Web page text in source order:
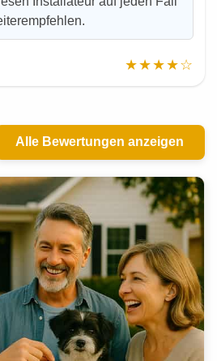
★★★★☆
Alle Bewertungen anzeigen